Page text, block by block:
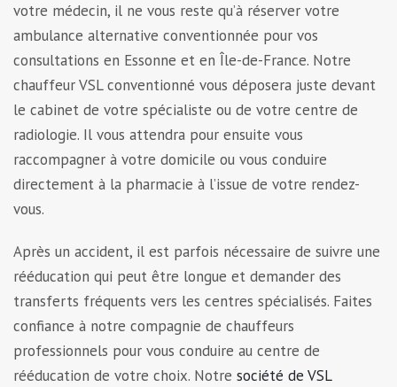
votre médecin, il ne vous reste qu’à réserver votre
ambulance alternative conventionnée pour vos
consultations en Essonne et en Île-de-France. Notre
chauffeur VSL conventionné vous déposera juste devant
le cabinet de votre spécialiste ou de votre centre de
radiologie. Il vous attendra pour ensuite vous
raccompagner à votre domicile ou vous conduire
directement à la pharmacie à l’issue de votre rendez-
vous.
Après un accident, il est parfois nécessaire de suivre une
rééducation qui peut être longue et demander des
transferts fréquents vers les centres spécialisés. Faites
confiance à notre compagnie de chauffeurs
professionnels pour vous conduire au centre de
rééducation de votre choix. Notre société de VSL